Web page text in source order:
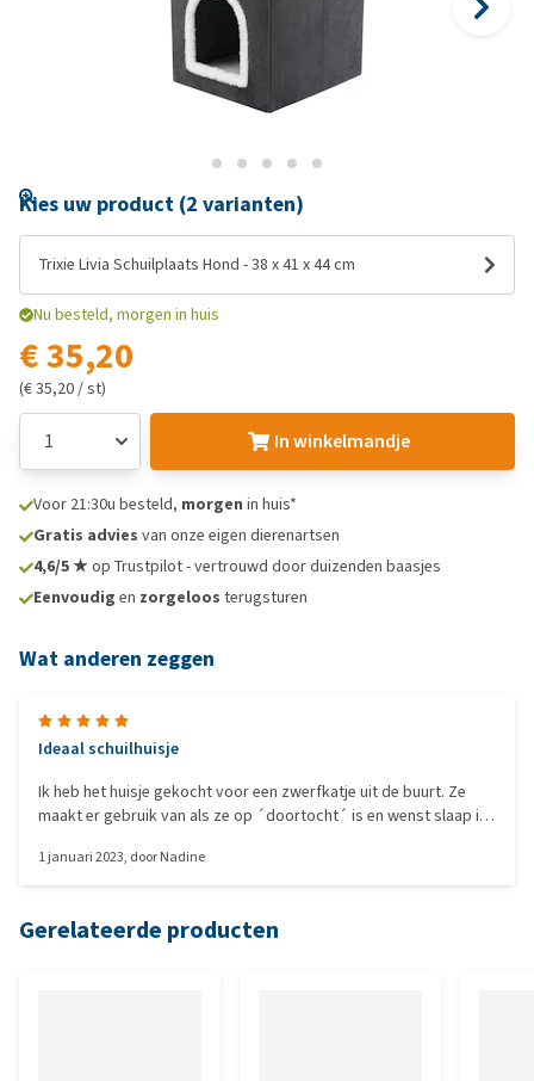
Kies uw product (2 varianten)
Trixie Livia Schuilplaats Hond - 38 x 41 x 44 cm
Nu besteld, morgen in huis
€ 35,20
(€ 35,20 / st)
In winkelmandje
Voor 21:30u besteld, morgen in huis*
Gratis advies van onze eigen dierenartsen
4,6/5 ★op Trustpilot - vertrouwd door duizenden baasjes
Eenvoudig en zorgeloos terugsturen
Wat anderen zeggen
Ideaal schuilhuisje
Ik heb het huisje gekocht voor een zwerfkatje uit de buurt. Ze
maakt er gebruik van als ze op ´doortocht´ is en wenst slaap in
de buitenkant stoot water af. Lijkt mij ideaal voor avontuurlijke
1 januari 2023, doorNadine
Gerelateerde producten